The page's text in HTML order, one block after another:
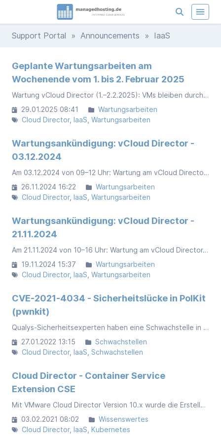
Support Portal » Announcements » IaaS
Geplante Wartungsarbeiten am
Wochenende vom 1. bis 2. Februar 2025
Wartung vCloud Director (1.–2.2.2025): VMs bleiben durchgängig verfügbar, Web-Frontend und API können kurzzeitig nicht erreichbar sein.
29.01.2025 08:41
Wartungsarbeiten
Cloud Director IaaS Wartungsarbeiten
Wartungsankündigung: vCloud Director -
03.12.2024
Am 03.12.2024 von 09–12 Uhr: Wartung am vCloud Director. Workloads bleiben uneingeschränkt verfügbar, Frontend/API sind kurzzeitig betroffen.
26.11.2024 16:22
Wartungsarbeiten
Cloud Director IaaS Wartungsarbeiten
Wartungsankündigung: vCloud Director -
21.11.2024
Am 21.11.2024 von 10–16 Uhr: Wartung am vCloud Director. Workloads bleiben uneingeschränkt verfügbar, Frontend/API sind kurzzeitig betroffen.
19.11.2024 15:37
Wartungsarbeiten
Cloud Director IaaS Wartungsarbeiten
CVE-2021-4034 - Sicherheitslücke in PolKit
(pwnkit)
Qualys-Sicherheitsexperten haben eine Schwachstelle in Polkit entdeckt, die es lokalen Benutzern ermöglicht, ihre Rechte auszuweiten. Die Ausnutzung der Schwachstelle erfordert, dass der Benutzer bereits administrative Rechte hat.
27.01.2022 13:15
Schwachstellen
Cloud Director IaaS Schwachstellen
Cloud Director - Container Service
Extension CSE
Mit VMware Cloud Director Version 10.x wurde die Erstellung und Verwaltung von Kubernetes-Clustern weiter vereinfacht. Es gibt nun auch eine Integration in das Cloud Director Web UI. So können Kubernetes-Cluster auch darüber erstellt und verwaltet werden.
03.02.2021 08:02
Wissenswertes
Cloud Director IaaS Kubernetes